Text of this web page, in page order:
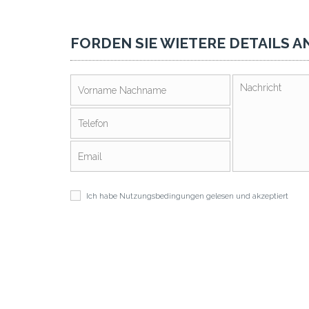
FORDEN SIE WIETERE DETAILS
Ich habe Nutzungsbedingungen gelesen und akzeptiert